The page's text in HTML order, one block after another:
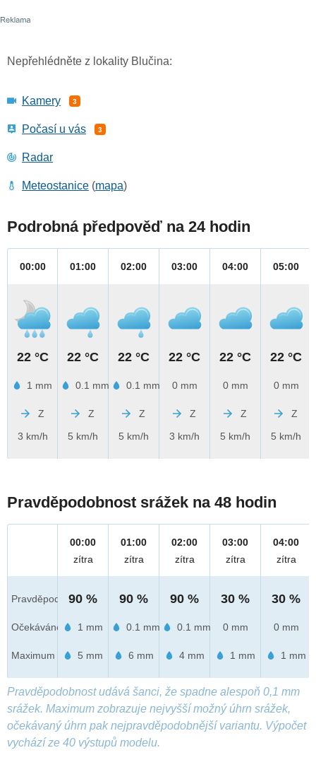
Nepřehlédněte z lokality Blučina:
Kamery 3
Počasí u vás 3
Radar
Meteostanice (mapa)
Podrobná předpověď na 24 hodin
00:00
22 °C
1 mm
Z
3 km/h
01:00
22 °C
0.1 mm
Z
5 km/h
02:00
22 °C
0.1 mm
Z
5 km/h
03:00
22 °C
0 mm
Z
3 km/h
04:00
22 °C
0 mm
Z
5 km/h
05:00
22 °C
0 mm
Z
5 km/h
Pravděpodobnost srážek na 48 hodin
Pravděpod.
Očekáváno
Maximum
00:00
zítra
90 %
1 mm
5 mm
01:00
zítra
90 %
0.1 mm
6 mm
02:00
zítra
90 %
0.1 mm
4 mm
03:00
zítra
30 %
0 mm
1 mm
04:00
zítra
30 %
0 mm
1 mm
Pravděpodobnost udává šanci, že spadne alespoň 0,1 mm
srážek. Maximum zobrazuje nejvyšší možný úhrn srážek,
očekávaný úhrn pak nejpravděpodobnější variantu. Výpočet
vychází ze 40 výstupů modelu.